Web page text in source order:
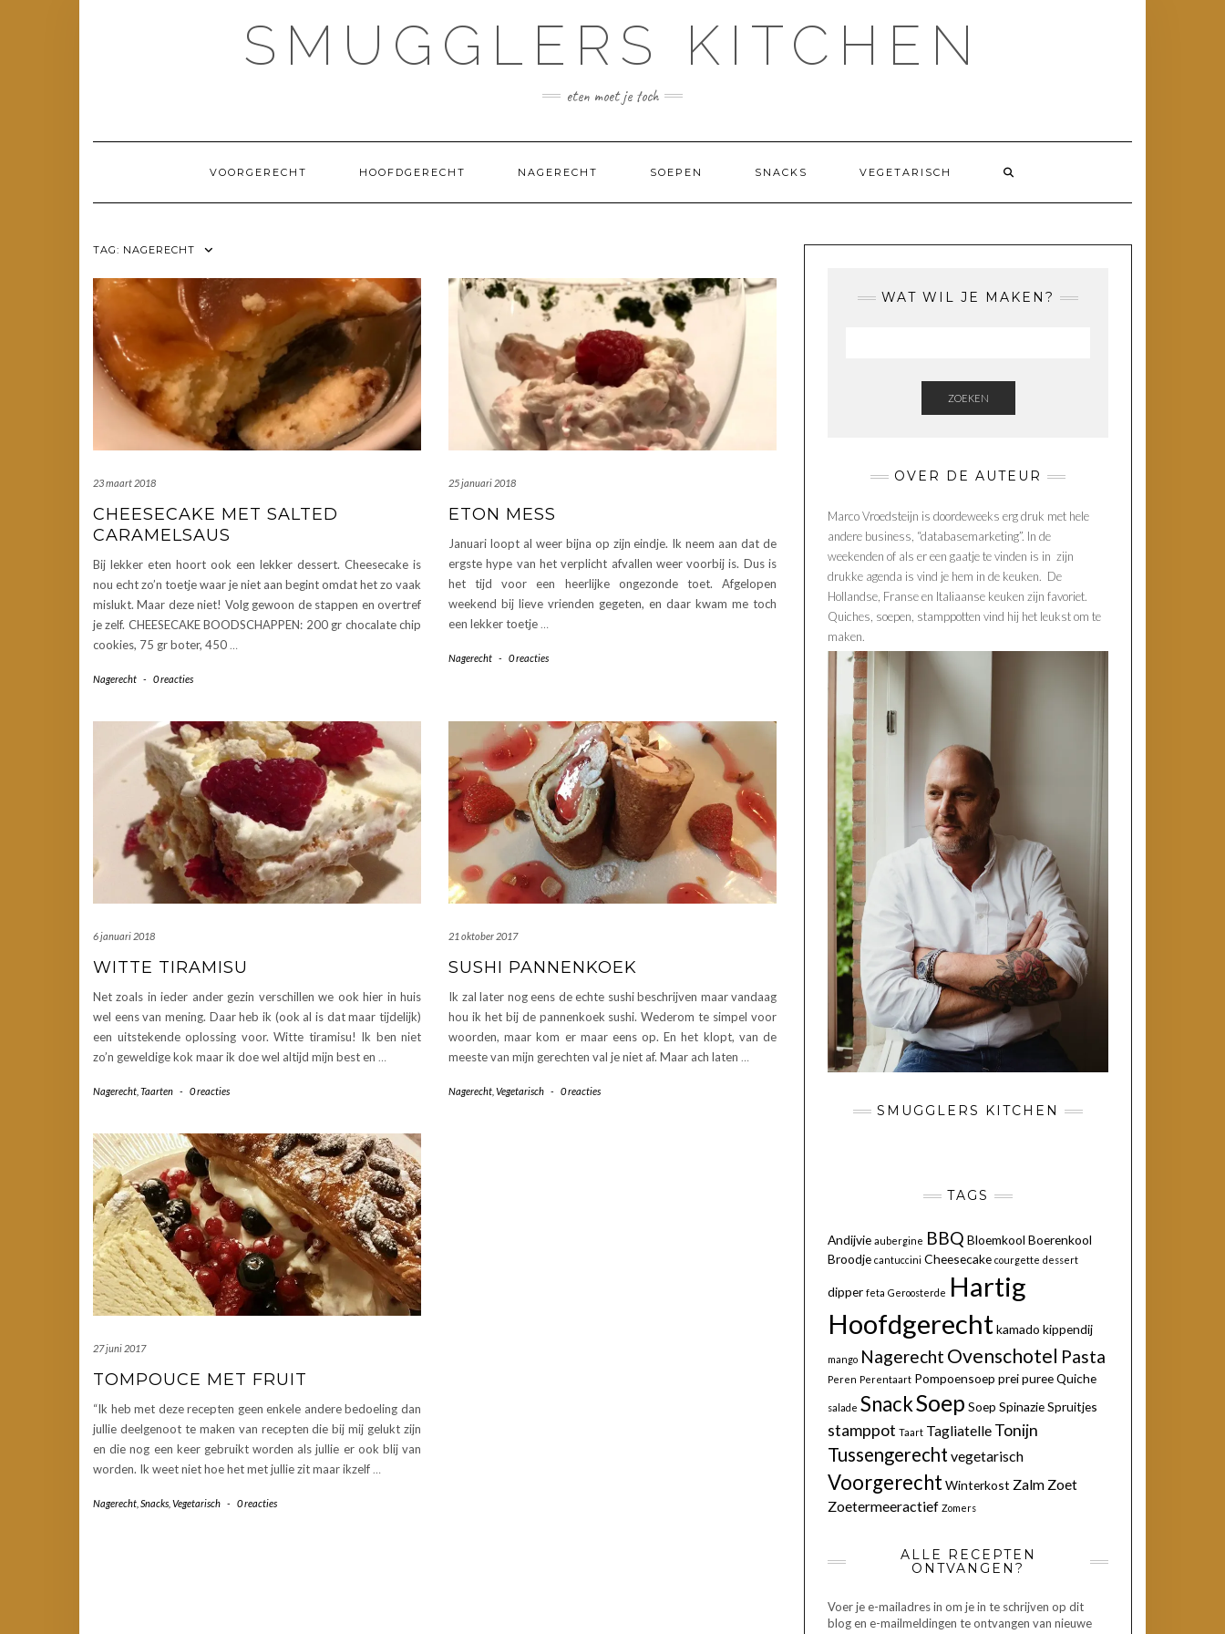
SMUGGLERS KITCHEN
eten moet je toch
VOORGERECHT HOOFDGERECHT NAGERECHT SOEPEN SNACKS VEGETARISCH
TAG: NAGERECHT
23 maart 2018
CHEESECAKE MET SALTED
CARAMELSAUS
Bij lekker eten hoort ook een lekker dessert. Cheesecake is
nou echt zo’n toetje waar je niet aan begint omdat het zo vaak
mislukt. Maar deze niet! Volg gewoon de stappen en overtref
je zelf. CHEESECAKE BOODSCHAPPEN: 200 gr chocalate chip
cookies, 75 gr boter, 450…
Nagerecht - 0 reacties
25 januari 2018
ETON MESS
Januari loopt al weer bijna op zijn eindje. Ik neem aan dat de
ergste hype van het verplicht afvallen weer voorbij is. Dus is
het tijd voor een heerlijke ongezonde toet. Afgelopen
weekend bij lieve vrienden gegeten, en daar kwam me toch
een lekker toetje…
Nagerecht - 0 reacties
6 januari 2018
WITTE TIRAMISU
Net zoals in ieder ander gezin verschillen we ook hier in huis
wel eens van mening. Daar heb ik (ook al is dat maar tijdelijk)
een uitstekende oplossing voor. Witte tiramisu! Ik ben niet
zo’n geweldige kok maar ik doe wel altijd mijn best en …
Nagerecht Taarten - 0 reacties
21 oktober 2017
SUSHI PANNENKOEK
Ik zal later nog eens de echte sushi beschrijven maar vandaag
hou ik het bij de pannenkoek sushi. Wederom te simpel voor
woorden, maar kom er maar eens op. En het klopt, van de
meeste van mijn gerechten val je niet af. Maar ach laten …
Nagerecht Vegetarisch - 0 reacties
27 juni 2017
TOMPOUCE MET FRUIT
“Ik heb met deze recepten geen enkele andere bedoeling dan
jullie deelgenoot te maken van recepten die bij mij gelukt zijn
en die nog een keer gebruikt worden als jullie er ook blij van
worden. Ik weet niet hoe het met jullie zit maar ikzelf …
Nagerecht Snacks Vegetarisch - 0 reacties
WAT WIL JE MAKEN?
ZOEKEN
OVER DE AUTEUR
Marco Vroedsteijn is doordeweeks erg druk met hele
andere business, “databasemarketing”. In de
weekenden of als er een gaatje te vinden is in zijn
drukke agenda is vind je hem in de keuken. De
Hollandse, Franse en Italiaanse keuken zijn favoriet.
Quiches, soepen, stamppotten vind hij het leukst om te
maken.
SMUGGLERS KITCHEN
TAGS
Andijvie aubergine BBQ Bloemkool Boerenkool
Broodje cantuccini Cheesecake courgette dessert
dipper feta Geroosterde Hartig
Hoofdgerechtkamado kippendij
mango Nagerecht Ovenschotel Pasta
Peren Perentaart Pompoensoep preipureeQuiche
salade SnackSoep Soep SpinazieSpruitjes
stamppot Taart Tagliatelle Tonijn
Tussengerecht vegetarisch
VoorgerechtWinterkost Zalm Zoet
Zoetermeeractief Zomers
ALLE RECEPTEN
ONTVANGEN?
Voer je e-mailadres in om je in te schrijven op dit
blog en e-mailmeldingen te ontvangen van nieuwe